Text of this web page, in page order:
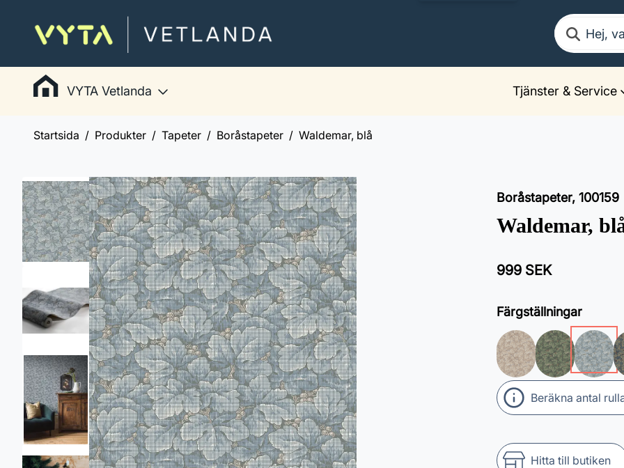
Sök
VYTA Vetlanda Tjänster & Service
Startsida Produkter Tapeter Boråstapeter Waldemar, blå
Boråstapeter, 100159
Waldemar,
999 SEK
Färgställningar
Beräkna antal
Hitta till butiken